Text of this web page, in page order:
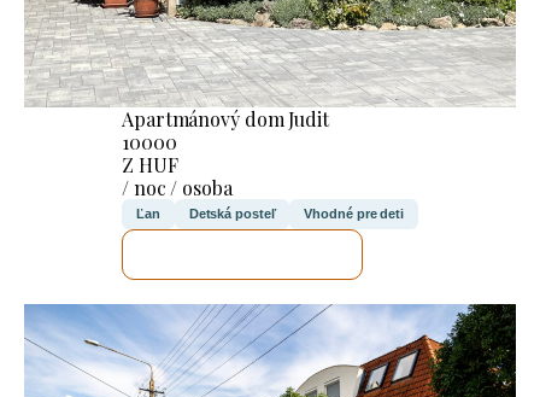
Apartmánový dom Judit
10000
Z HUF
/ noc / osoba
Ľan Detská posteľ Vhodné pre deti